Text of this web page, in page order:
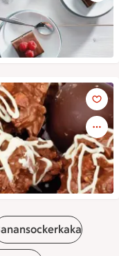
med apelsin